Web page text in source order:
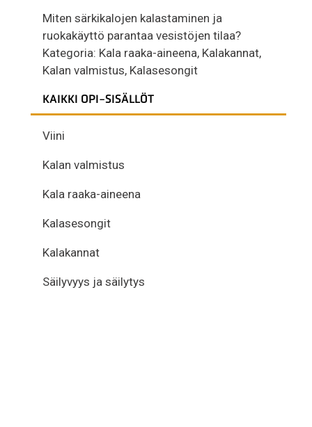
Miten särkikalojen kalastaminen ja
ruokakäyttö parantaa vesistöjen tilaa?
Kategoria: Kala raaka-aineena, Kalakannat,
Kalan valmistus, Kalasesongit
KAIKKI OPI-SISÄLLÖT
Viini
Kalan valmistus
Kala raaka-aineena
Kalasesongit
Kalakannat
Säilyvyys ja säilytys